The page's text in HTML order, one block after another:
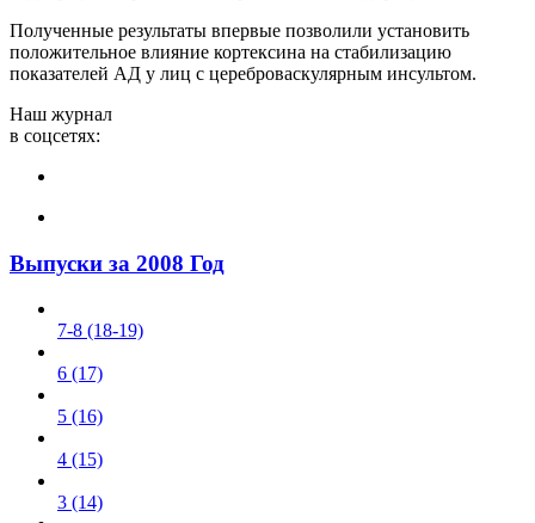
Полученные результаты впервые позволили установить
положительное влияние кортексина на стабилизацию
показателей АД у лиц с цереброваскулярным инсультом.
Наш журнал
в соцсетях:
Выпуски за 2008 Год
7-8 (18-19)
6 (17)
5 (16)
4 (15)
3 (14)